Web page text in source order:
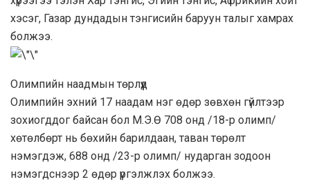
хэсэг, Газар дундадын тэнгисийн баруун талыг хамрах
болжээ.
Олимпийн наадмын төрлүүд
Олимпийн эхний 17 наадам нэг өдөр зөвхөн гүйлтээр
зохиогддог байсан бол М.Э.Ө 708 онд /18-р олимп/
хөтөлбөрт нь бөхийн барилдаан, таван төрөлт
нэмэгдэж, 688 онд /23-р олимп/ нударган зодоон
нэмэгдснээр 2 өдөр үргэлжлэх болжээ.